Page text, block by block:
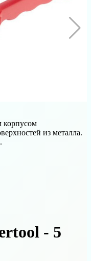
корпусом
из металла.
- 5